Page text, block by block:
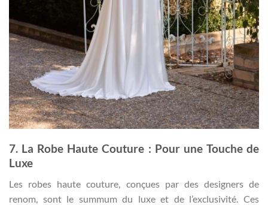
7. La Robe Haute Couture : Pour une Touche de
Luxe
Les robes haute couture, conçues par des designers de
renom, sont le summum du luxe et de l’exclusivité. Ces